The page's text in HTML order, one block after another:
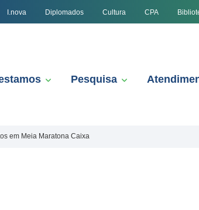
I.nova Diplomados Cultura CPA
Pesquisa
em Meia Maratona Caixa